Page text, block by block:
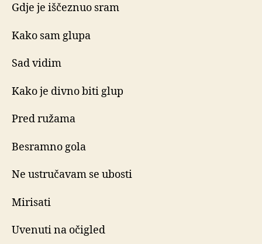
Gdje je iščeznuo sram
Kako sam glupa
Sad vidim
Kako je divno biti glup
Pred ružama
Besramno gola
Ne ustručavam se ubosti
Mirisati
Uvenuti na očigled